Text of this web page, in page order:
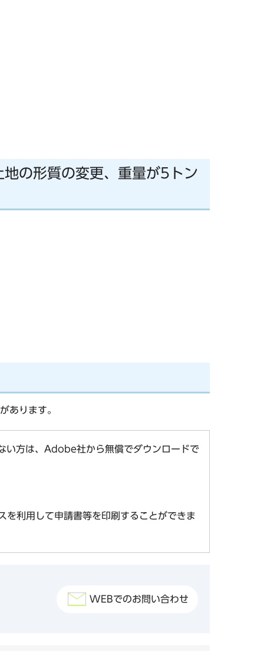
の形質の変更、重量が5トン
あります。
方は、Adobe社から無償でダウンロードで
を利用して申請書等を印刷することができま
WEBでのお問い合わせ